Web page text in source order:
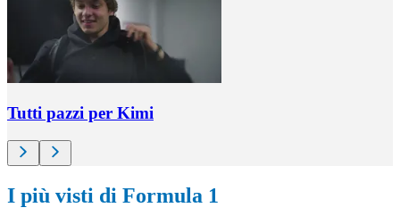
Tutti pazzi per Kimi
I più visti di Formula 1